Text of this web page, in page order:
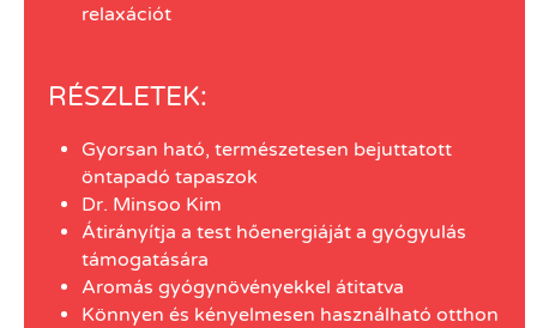
relaxációt
RÉSZLETEK:
Gyorsan ható, természetesen bejuttatott
öntapadó tapaszok
Dr. Minsoo Kim
Átirányítja a test hőenergiáját a gyógyulás
támogatására
Aromás gyógynövényekkel átitatva
Könnyen és kényelmesen használható otthon